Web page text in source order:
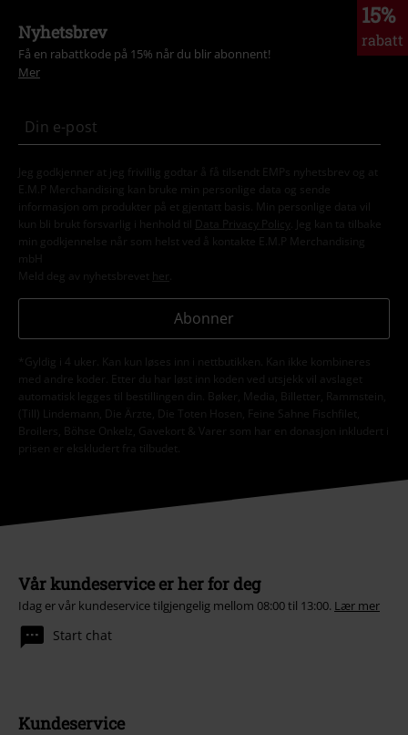
15%
rabatt
Nyhetsbrev
Få en rabattkode på 15% når du blir abonnent!
Mer
Jeg godkjenner at jeg frivillig godtar å få tilsendt EMPs nyhetsbrev og at
E.M.P Merchandising kan bruke min personlige data og sende
informasjon om produkter på et gjentatt basis. Min personlige data vil
kun bli brukt forsvarlig i henhold til
Data Privacy Policy
. Jeg kan ta tilbake
min godkjennelse når som helst ved å kontakte E.M.P Merchandising
mbH
Meld deg av nyhetsbrevet her
Abonner
*Gyldig i 4 uker. Kan kun løses inn i nettbutikken. Kan ikke kombineres
med andre koder. Etter du har løst inn koden ved utsjekk vil avslaget
automatisk legges til bestillingen din. Bøker, Media, Billetter, Rammstein,
(Till) Lindemann, Die Ärzte, Die Toten Hosen, Feine Sahne Fischfilet,
Broilers, Böhse Onkelz, Gavekort & Varer som har en donasjon inkludert i
prisen er ekskludert fra tilbudet.
Vår kundeservice er her for deg
Idag er vår kundeservice tilgjengelig mellom 08:00 til 13:00. Lær mer
Start chat
Kundeservice